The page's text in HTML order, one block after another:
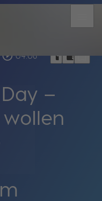
play_circle_outline 04:06 headphoneschrome_reader_modebookmark_border
–